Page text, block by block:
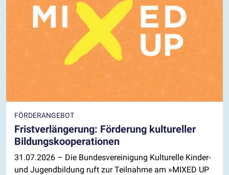
FÖRDERANGEBOT
Fristverlängerung: Förderung kultureller
Bildungskooperationen
31.07.2026 – Die Bundesvereinigung Kulturelle Kinder-
und Jugendbildung ruft zur Teilnahme am »MIXED UP